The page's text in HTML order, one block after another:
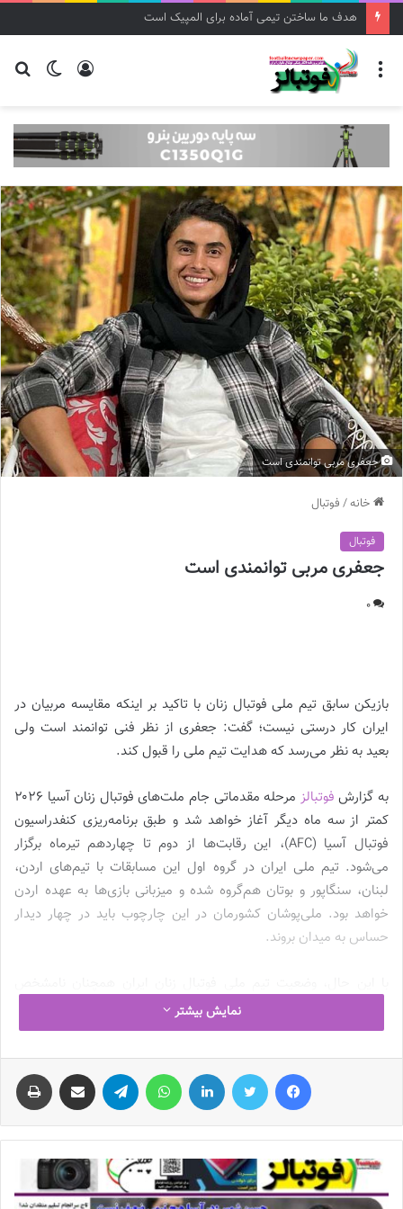
هدف ما ساختن تیمی آماده برای المپیک است
تغییر
ورود منو
جعفری مربی توانمندی است
خانه/ فوتبال
فوتبال
جعفری مربی توانمندی است
0
بازیکن سابق تیم ملی فوتبال زنان با تاکید بر اینکه مقایسه مربیان در
ایران کار درستی نیست؛ گفت: جعفری از نظر فنی توانمند است ولی
بعید به نظر می‌رسد که هدایت تیم ملی را قبول کند.
به گزارش فوتبالز
مرحله مقدماتی جام ملت‌های فوتبال زنان آسیا ۲۰۲۶
کمتر از سه ماه دیگر آغاز خواهد شد و طبق برنامه‌ریزی کنفدراسیون
فوتبال آسیا (AFC)، این رقابت‌ها از دوم تا چهاردهم تیرماه برگزار
می‌شود. تیم ملی ایران در گروه اول این مسابقات با تیم‌های اردن،
لبنان، سنگاپور و بوتان هم‌گروه شده و میزبانی بازی‌ها به عهده اردن
خواهد بود. ملی‌پوشان کشورمان در این چارچوب باید در چهار دیدار
حساس به میدان بروند.
است. آخرین بازی این تیم به هشتم اسفندماه سال گذشته برمی‌گردد
که در آن دیداری دوستانه با پورتوریکو برگزار شد. پس از آن، هیچ اردویی
ترتیب داده نشده و برنامه‌ای برای آماده‌سازی تیم اعلام نشده است.
همچنین قرارداد کادر فنی قبلی تا پایان اسفندماه ۱۴۰۳ اعتبار داشت و
هنوز وضعیت نیمکت تیم ملی مشخص نیست؛ این موضوع نگرانی‌ها را
درباره آمادگی تیم برای حضور در رقابت‌های پیش‌رو افزایش می‌دهد.
سارا قمیبازیکن سابق تیم ملی فوتبال زنان به بررسی وضعیت تیم ملی
فوتبال زنان و شرایط فعلی پرداخت و اظهار کرد: با توجه به اینکه کمتر از
نمایش بیشتر